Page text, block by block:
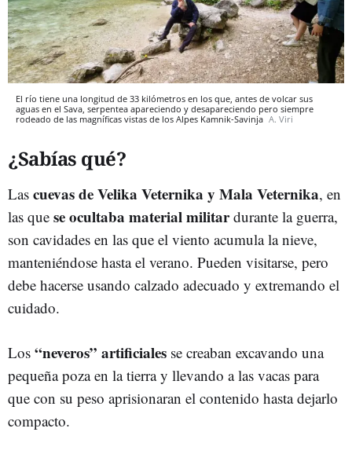
El río tiene una longitud de 33 kilómetros en los que, antes de volcar sus
aguas en el Sava, serpentea apareciendo y desapareciendo pero siempre
rodeado de las magníficas vistas de los Alpes Kamnik-Savinja A. Viri
¿Sabías qué?
Las cuevas de Velika Veternika y Mala Veternika, en
las que se ocultaba material militardurante la guerra,
son cavidades en las que el viento acumula la nieve,
manteniéndose hasta el verano. Pueden visitarse, pero
debe hacerse usando calzado adecuado y extremando el
cuidado.
Los “neveros” artificiales se creaban excavando una
pequeña poza en la tierra y llevando a las vacas para
que con su peso aprisionaran el contenido hasta dejarlo
compacto.